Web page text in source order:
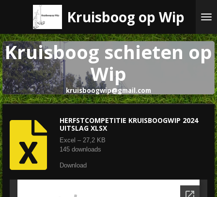
de
hoofdinhoud
Kruisboog op Wip
Kruisboog schieten op
Wip
kruisboogwip@gmail.com
HERFSTCOMPETITIE KRUISBOOGWIP 2024
UITSLAG XLSX
Excel – 27,2 KB
145 downloads
Download